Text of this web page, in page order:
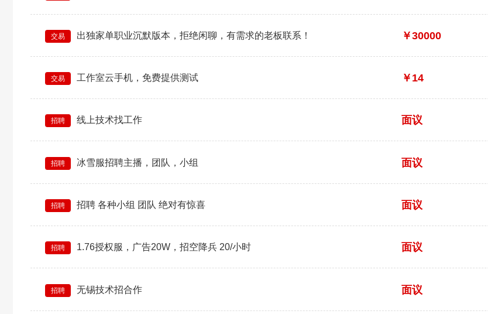
交易 出独家单职业沉默版本，拒绝闲聊，有需求的老板联系！ ￥30000
交易 工作室云手机，免费提供测试 ￥14
招聘 线上技术找工作 面议
招聘 冰雪服招聘主播，团队，小组 面议
招聘 招聘 各种小组 团队 绝对有惊喜 面议
招聘 1.76授权服，广告20W，招空降兵 20/小时 面议
招聘 无锡技术招合作 面议